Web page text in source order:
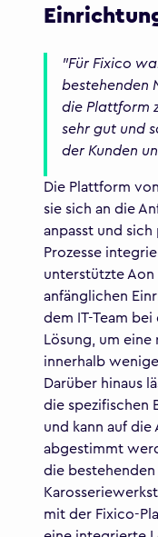
"Für Fixico
bestehenden
die Plattform
sehr gut und
der Kunden
Die Plattform
sie sich an die
anpasst und
Prozesse
unterstützte Aon
anfänglichen
dem IT-Team
Lösung, um
innerhalb
Darüber hinaus
die spezifischen
und kann auf
abgestimmt
die
mit der Fixico-